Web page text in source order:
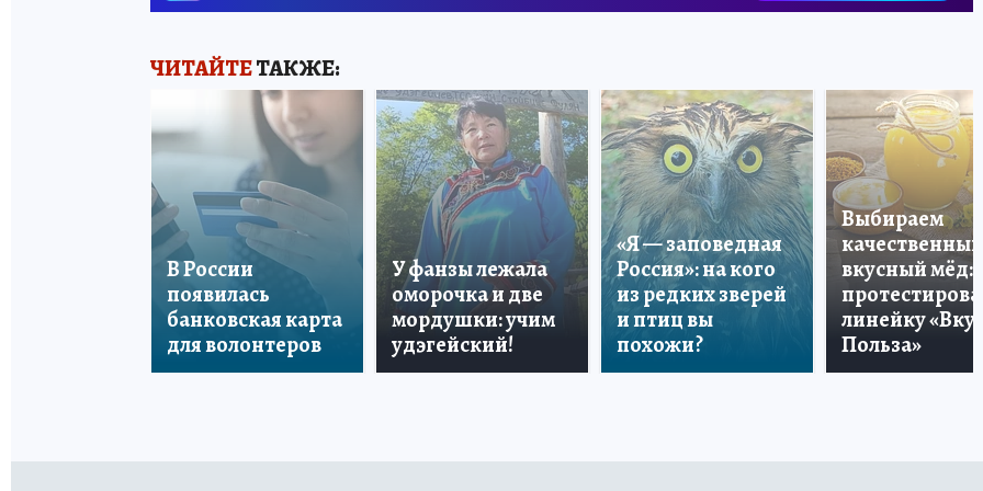
ЧИТАЙТЕТАКЖЕ:
В России
появилась
банковская карта
для волонтеров
У фанзы лежала
оморочка и две
мордушки: учим
удэгейский!
«Я — заповедная
Россия»: на кого
из редких зверей
и птиц вы
похожи?
Выбираем
качественный
вкусный мёд:
линейку «Вкус
Польза»